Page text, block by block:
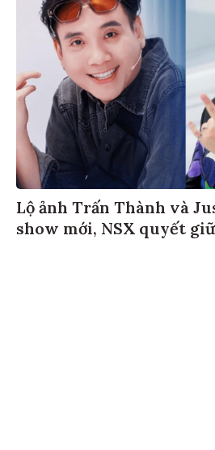
Lộ ảnh Trấn Thành và
show mới, NSX quyết